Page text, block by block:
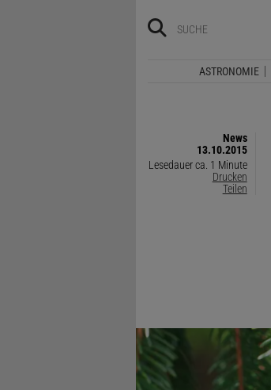
ASTRONOMIE
News
13.10.2015
Lesedauer ca. 1 Minute
Drucken
Teilen